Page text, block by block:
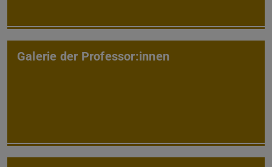
Galerie der Professor:innen